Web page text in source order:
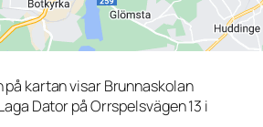
på kartan visar Brunnaskolan
Dator på Orrspelsvägen 13 i